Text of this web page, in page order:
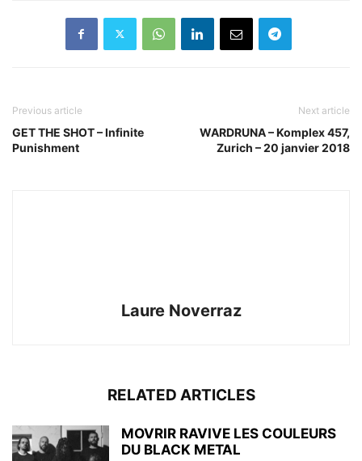
Previous article
GET THE SHOT – Infinite
Punishment
Next article
WARDRUNA – Komplex 457,
Zurich – 20 janvier 2018
Laure Noverraz
RELATED ARTICLES
MOVRIR RAVIVE LES COULEURS
DU BLACK METAL